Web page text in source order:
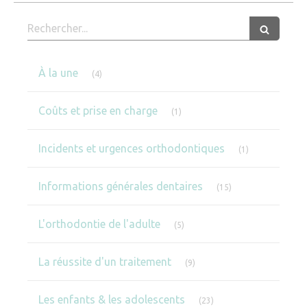
Rechercher
À la une (4)
Coûts et prise en charge (1)
Incidents et urgences orthodontiques (1)
Informations générales dentaires (15)
L'orthodontie de l'adulte (5)
La réussite d'un traitement (9)
Les enfants & les adolescents (23)